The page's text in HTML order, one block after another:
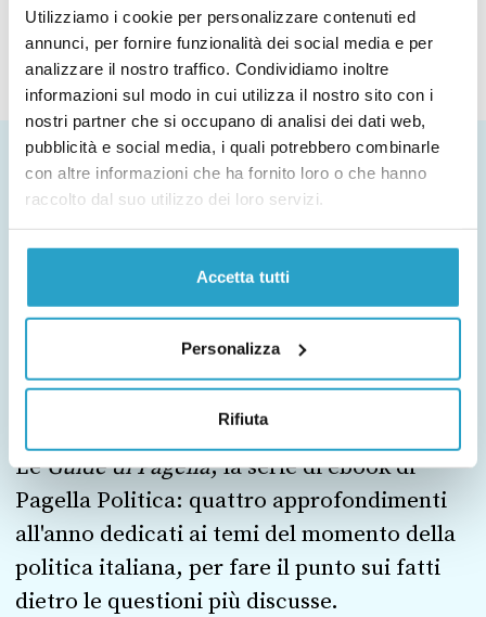
Utilizziamo i cookie per personalizzare contenuti ed
annunci, per fornire funzionalità dei social media e per
analizzare il nostro traffico. Condividiamo inoltre
informazioni sul modo in cui utilizza il nostro sito con i
nostri partner che si occupano di analisi dei dati web,
pubblicità e social media, i quali potrebbero combinarle
con altre informazioni che ha fornito loro o che hanno
raccolto dal suo utilizzo dei loro servizi.
Accetta tutti
Personalizza
Rifiuta
2
Che cosa ottieni
LeGuide di Pagella, la serie di ebook di
Pagella Politica: quattro approfondimenti
all'anno dedicati ai temi del momento della
politica italiana, per fare il punto sui fatti
dietro le questioni più discusse.